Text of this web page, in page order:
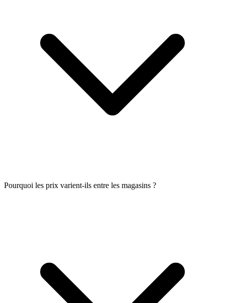
Pourquoi les prix varient-ils entre les magasins ?